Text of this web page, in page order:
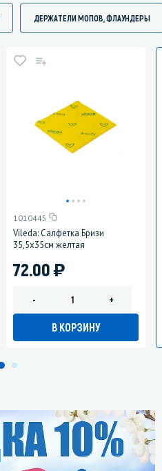
ДЕРЖАТЕЛИ МОПОВ, ФЛАУНДЕРЫ
1010445
Vileda: Салфетка Бризи
35,5x35см желтая
72.00)
- +
В КОРЗИНУ